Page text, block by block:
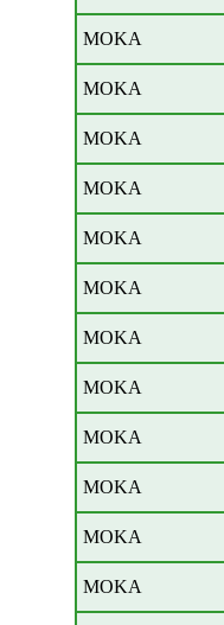
MOKA
MOKA
MOKA
MOKA
MOKA
MOKA
MOKA
MOKA
MOKA
MOKA
MOKA
MOKA